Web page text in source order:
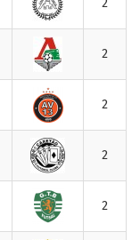
2
2
2
2
2